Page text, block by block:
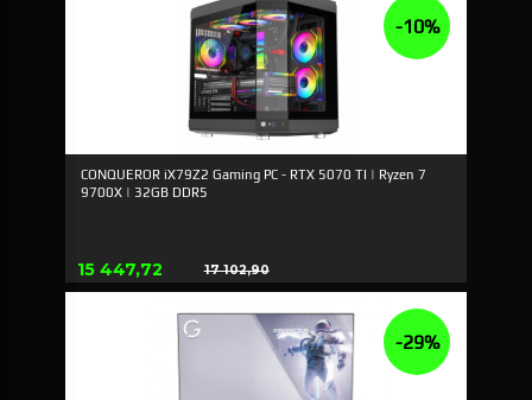
CONQUEROR iX79Z2 Gaming PC - RTX 5070 TI | Ryzen 7
9700X | 32GB DDR5
Tilbud
15 447,72 17 102,90
Rabat
-10%
-29%